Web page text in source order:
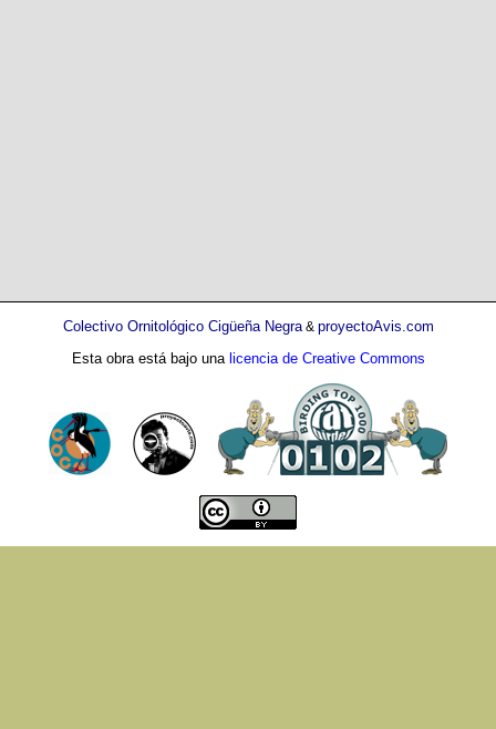
Colectivo Ornitológico Cigüeña Negra& proyectoAvis.com
Esta obra está bajo una licencia de Creative Commons